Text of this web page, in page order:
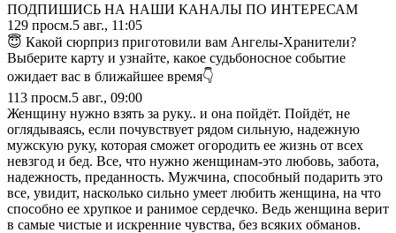
ПОДПИШИСЬ НА НАШИ КАНАЛЫ ПО ИНТЕРЕСАМ
129 просм.5 авг., 11:05
😇 Какой сюрприз приготовили вам Ангелы-Хранители?
Выберите карту и узнайте, какое судьбоносное событие
ожидает вас в ближайшее время👇
113 просм.5 авг., 09:00
Женщину нужно взять за руку.. и она пойдёт. Пойдёт, не
оглядываясь, если почувствует рядом сильную, надежную
мужскую руку, которая сможет огородить ее жизнь от всех
невзгод и бед. Все, что нужно женщинам-это любовь, забота,
надежность, преданность. Мужчина, способный подарить это
все, увидит, насколько сильно умеет любить женщина, на что
способно ее хрупкое и ранимое сердечко. Ведь женщина верит
в самые чистые и искренние чувства, без всяких обманов.